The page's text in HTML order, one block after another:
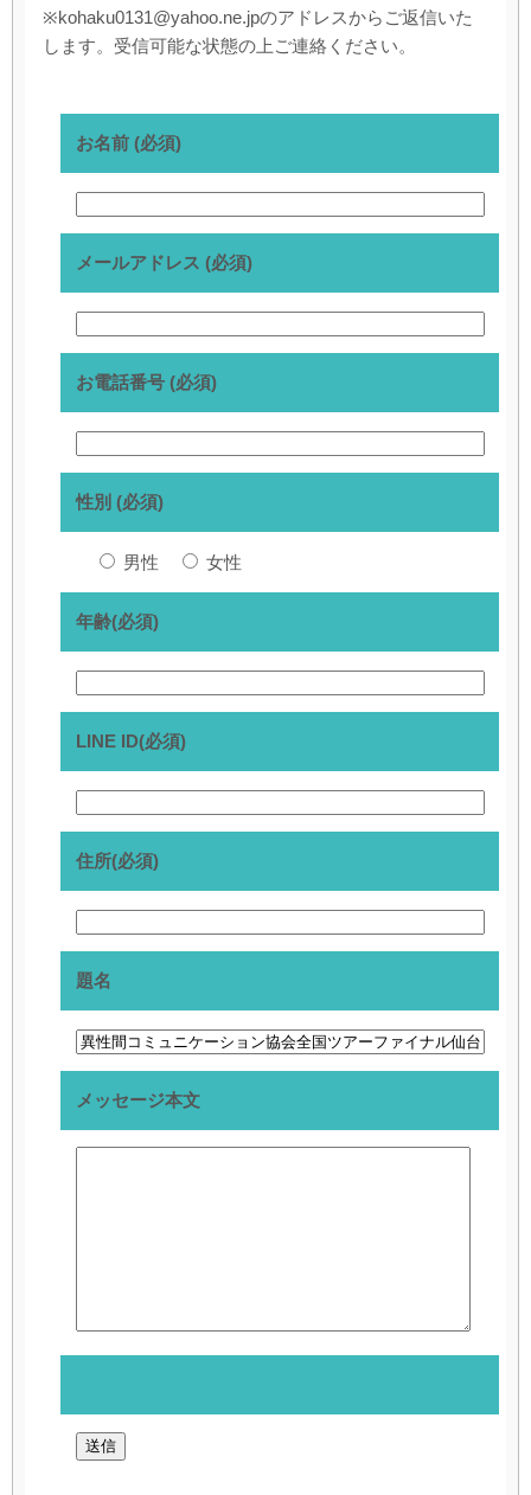
※kohaku0131@yahoo.ne.jpのアドレスからご返信いた
します。受信可能な状態の上ご連絡ください。
お名前 (必須)
メールアドレス (必須)
お電話番号 (必須)
性別 (必須)
男性 女性
年齢(必須)
LINE ID(必須)
住所(必須)
題名
メッセージ本文